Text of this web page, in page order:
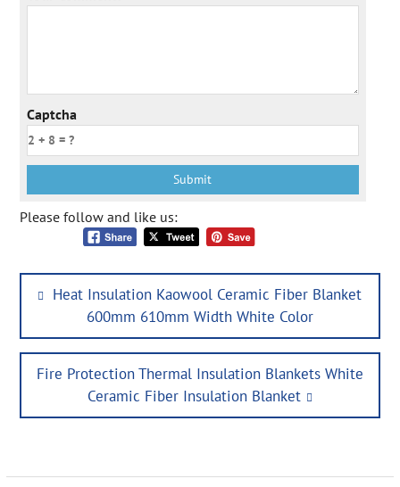
Captcha
Please follow and like us:
Post
navigation
Previous
Heat Insulation Kaowool Ceramic Fiber Blanket
600mm 610mm Width White Color
Next
Fire Protection Thermal Insulation Blankets White
Ceramic Fiber Insulation Blanket